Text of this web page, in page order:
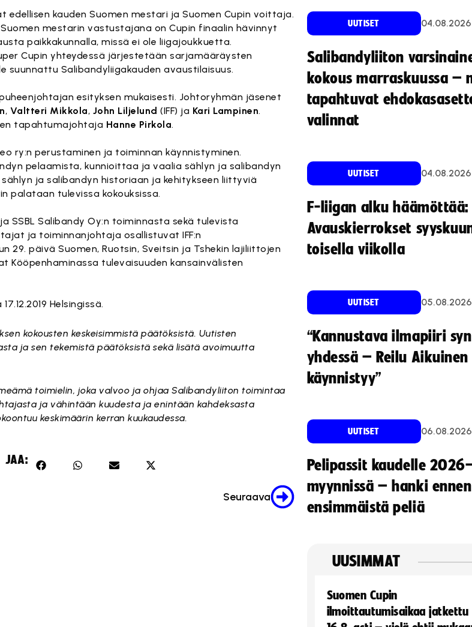
kauden Suomen mestari ja Suomen Cupin voittaja.
mestarin vastustajana on Cupin finaalin hävinnyt
paikkakunnalla, missä ei ole liigajoukkuetta.
Cupin yhteydessä järjestetään sarjamääräysten
suunnattu Salibandyliigakauden avaustilaisuus.
esityksen mukaisesti. Johtoryhmän jäsenet
, Valtteri Mikkola, John Liljelund (IFF) ja Kari Lampinen.
tapahtumajohtaja Hanne Pirkola.
ry:n perustaminen ja toiminnan käynnistyminen.
pelaamista, kunnioittaa ja vaalia sählyn ja salibandyn
ja salibandyn historiaan ja kehitykseen liittyviä
palataan tulevissa kokouksissa.
SSBL Salibandy Oy:n toiminnasta sekä tulevista
ja toiminnanjohtaja osallistuvat IFF:n
29. päivä Suomen, Ruotsin, Sveitsin ja Tshekin lajiliittojen
Kööpenhaminassa tulevaisuuden kansainvälisten
Helsingissä.
kokousten keskeisimmistä päätöksistä. Uutisten
ja sen tekemistä päätöksistä sekä lisätä avoimuutta
toimielin, joka valvoo ja ohjaa Salibandyliiton toimintaa
ja vähintään kuudesta ja enintään kahdeksasta
keskimäärin kerran kuukaudessa.
JAA:
Seuraava
UUTISET 04.08.2026
Salibandyliiton
kokous marraskuussa –
tapahtuvat
valinnat
UUTISET 04.08.2026
F-liigan alku häämöttää:
Avauskierrokset
toisella viikolla
UUTISET 05.08.2026
“Kannustava ilmapiiri
yhdessä – Reilu
käynnistyy”
UUTISET 06.08.2026
Pelipassit kaudelle
myynnissä – hanki ennen
ensimmäistä peliä
UUSIMMAT
Suomen Cupin
ilmoittautumisaikaa jatkettu